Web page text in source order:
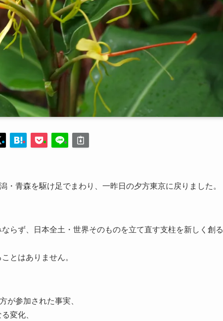
青森を駆け足でまわり、一昨日の夕方東京に戻りました。
らず、日本全土・世界そのものを立て直す支柱を新しく創る
とはありません。
が参加された事実、
変化、